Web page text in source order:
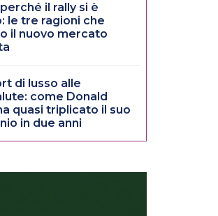
il rally si è
le tre ragioni che
il nuovo mercato
di lusso alle
come Donald
quasi triplicato il suo
in due anni